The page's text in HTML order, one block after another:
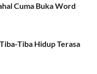
Cuma Buka Word
Tiba Hidup Terasa